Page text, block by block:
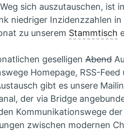
sich auszutauschen, ist
niedriger Inzidenzzahlen
zu unserem Stammtisch
geselligen Abend
Homepage, RSS-Feed
gibt es unsere
der via Bridge
Kommunikationswege der
zwischen modernen